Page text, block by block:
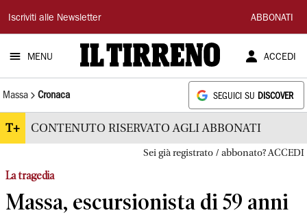
Il
Tirreno
Iscriviti alle Newsletter ABBONATI
MENU ACCEDI
Massa Cronaca SEGUICI SU DISCOVER
T+ CONTENUTO RISERVATO AGLI ABBONATI
Sei già registrato / abbonato? ACCEDI
La tragedia
Massa, escursionista di 59 anni